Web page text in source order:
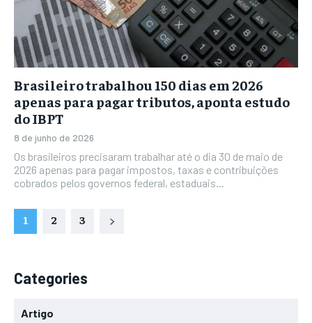
Brasileiro trabalhou 150 dias em 2026
apenas para pagar tributos, aponta estudo
do IBPT
8 de junho de 2026
Os brasileiros precisaram trabalhar até o dia 30 de maio de
2026 apenas para pagar impostos, taxas e contribuições
cobrados pelos governos federal, estaduais...
1 2 3
Categories
Artigo